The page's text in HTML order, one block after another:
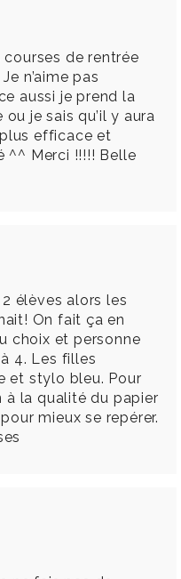
de rentrée
n’aime pas
aussi je prend la
ou je sais qu’il y aura
efficace et
^^ Merci !!!!! Belle
élèves alors les
On fait ça en
choix et personne
4. Les filles
et stylo bleu. Pour
la qualité du papier
mieux se repérer.